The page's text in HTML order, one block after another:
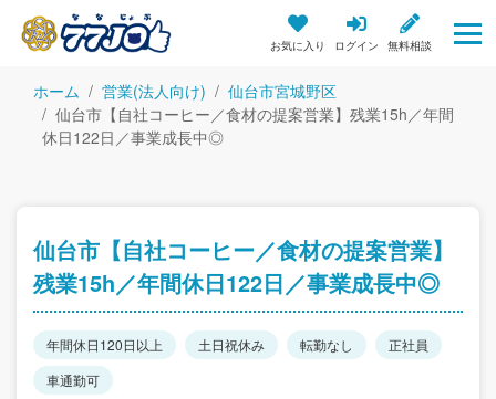
お気に入り ログイン 無料相談
ホーム 営業(法人向け)
仙台市宮城野区
仙台市【自社コーヒー／食材の提案営業】残業15h／年間
休日122日／事業成長中◎
仙台市【自社コーヒー／食材の提案営業】
残業15h／年間休日122日／事業成長中◎
年間休日120日以上 土日祝休み 転勤なし
正社員
車通勤可